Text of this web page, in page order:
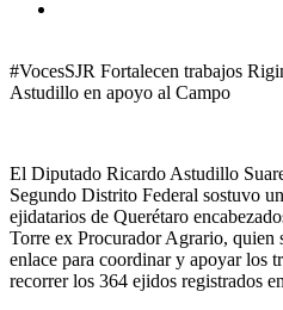
#VocesSJR Fortalecen trabajos
Astudillo en apoyo al Campo
El Diputado Ricardo Astudillo
Segundo Distrito Federal sostuvo
ejidatarios de Querétaro
Torre ex Procurador Agrario, quien
enlace para coordinar y apoyar los
recorrer los 364 ejidos registrados